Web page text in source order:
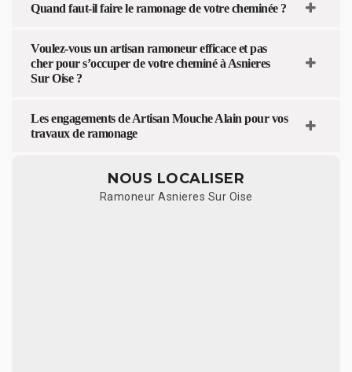
Quand faut-il faire le ramonage de votre cheminée ?
Voulez-vous un artisan ramoneur efficace et pas
cher pour s’occuper de votre cheminé à Asnieres
Sur Oise ?
Les engagements de Artisan Mouche Alain pour vos
travaux de ramonage
NOUS LOCALISER
Ramoneur Asnieres Sur Oise